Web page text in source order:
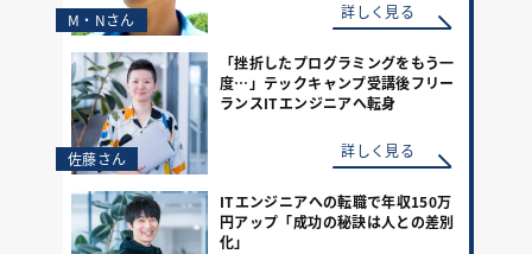
M・Nさん 詳しく見る
佐藤さん
「挫折したプログラミングをもう一
度…」テックキャンプ受講後フリー
ランスITエンジニアへ転身
詳しく見る
ITエンジニアへの転職で年収150万
円アップ「成功の秘訣は人との差別
化」